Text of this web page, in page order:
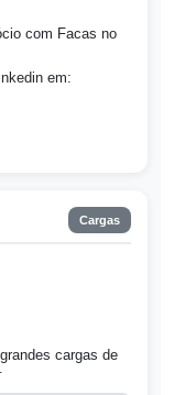
com Facas no
em:
Cargas
cargas de